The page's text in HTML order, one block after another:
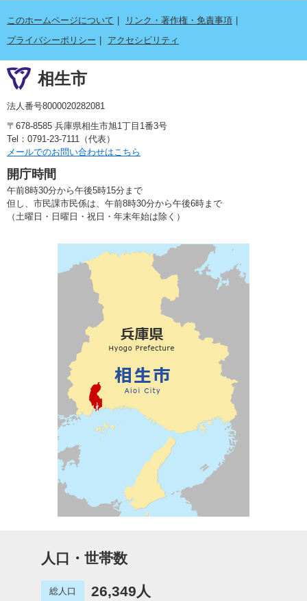
このホームページについて
リンク・著作権・免責事項
プライバシーポリシー
アクセシビリティ
相生市
法人番号8000020282081
〒678-8585 兵庫県相生市旭1丁目1番3号
Tel：0791-23-7111（代表）
メールでのお問い合わせはこちら
開庁時間
午前8時30分から午後5時15分まで
但し、市民課市民係は、午前8時30分から午後6時まで
（土曜日・日曜日・祝日・年末年始は除く）
人口・世帯数
総人口 26,349人